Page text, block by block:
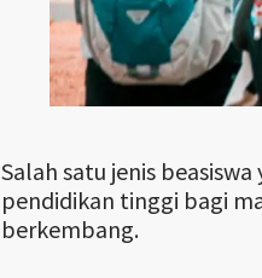
Salah satu jenis
pendidikan tinggi bagi
berkembang.